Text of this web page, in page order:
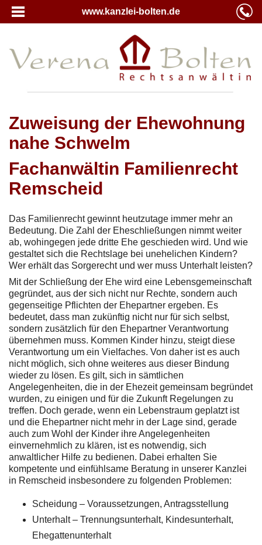
www.kanzlei-bolten.de
Zuweisung der Ehewohnung
nahe Schwelm
Fachanwältin Familienrecht
Remscheid
Das Familienrecht gewinnt heutzutage immer mehr an
Bedeutung. Die Zahl der Eheschließungen nimmt weiter
ab, wohingegen jede dritte Ehe geschieden wird. Und wie
gestaltet sich die Rechtslage bei unehelichen Kindern?
Wer erhält das Sorgerecht und wer muss Unterhalt leisten?
Mit der Schließung der Ehe wird eine Lebensgemeinschaft
gegründet, aus der sich nicht nur Rechte, sondern auch
gegenseitige Pflichten der Ehepartner ergeben. Es
bedeutet, dass man zukünftig nicht nur für sich selbst,
sondern zusätzlich für den Ehepartner Verantwortung
übernehmen muss. Kommen Kinder hinzu, steigt diese
Verantwortung um ein Vielfaches. Von daher ist es auch
nicht möglich, sich ohne weiteres aus dieser Bindung
wieder zu lösen. Es gilt, sich in sämtlichen
Angelegenheiten, die in der Ehezeit gemeinsam begründet
wurden, zu einigen und für die Zukunft Regelungen zu
treffen. Doch gerade, wenn ein Lebenstraum geplatzt ist
und die Ehepartner nicht mehr in der Lage sind, gerade
auch zum Wohl der Kinder ihre Angelegenheiten
einvernehmlich zu klären, ist es notwendig, sich
anwaltlicher Hilfe zu bedienen. Dabei erhalten Sie
kompetente und einfühlsame Beratung in unserer Kanzlei
in Remscheid insbesondere zu folgenden Problemen:
Scheidung – Voraussetzungen, Antragsstellung
Unterhalt – Trennungsunterhalt, Kindesunterhalt,
Ehegattenunterhalt